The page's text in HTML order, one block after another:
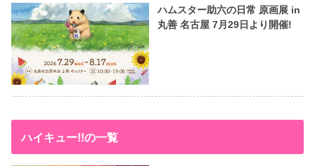
ハムスター助六の日常 原画展 in
丸善 名古屋 7月29日より開催!
ハイキュー!!の一覧